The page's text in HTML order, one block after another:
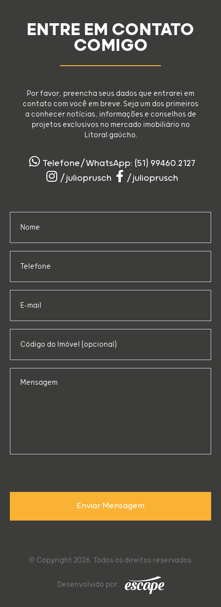
ENTRE EM CONTATO
COMIGO
Por favor, preencha seus dados que entrarei em
contato com você em breve. Seja um dos primeiros
a conhecer notícias, informações e conselhos de
projetos exclusivos no mercado imobiliário no
Litoral gaúcho.
Telefone/WhatsApp: (51) 99460.2127
/julioprusch
/julioprusch
Enviar Mensagem
© Copyright 2026. Todos os direitos reservados.
Desenvolvido por: